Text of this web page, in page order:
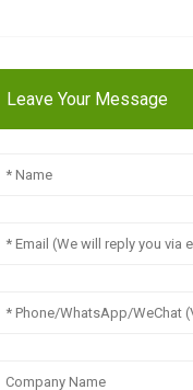
Leave Your Message